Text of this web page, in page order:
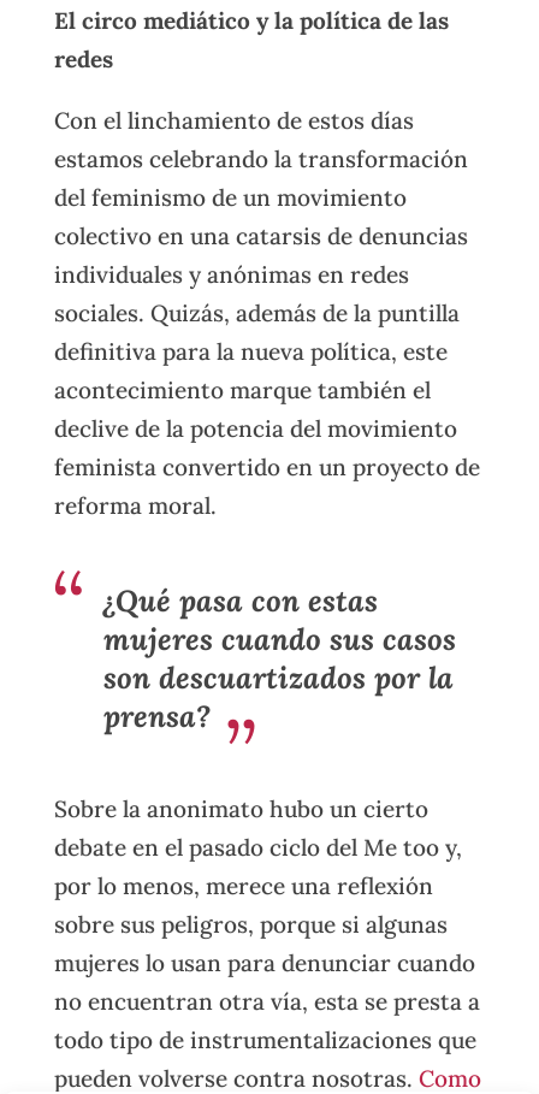
El circo mediático y la política de las
redes
Con el linchamiento de estos días
estamos celebrando la transformación
del feminismo de un movimiento
colectivo en una catarsis de denuncias
individuales y anónimas en redes
sociales. Quizás, además de la puntilla
definitiva para la nueva política, este
acontecimiento marque también el
declive de la potencia del movimiento
feminista convertido en un proyecto de
reforma moral.
¿Qué pasa con estas
mujeres cuando sus casos
son descuartizados por la
prensa?
Sobre la anonimato hubo un cierto
debate en el pasado ciclo del Me too y,
por lo menos, merece una reflexión
sobre sus peligros, porque si algunas
mujeres lo usan para denunciar cuando
no encuentran otra vía, esta se presta a
todo tipo de instrumentalizaciones que
pueden volverse contra nosotras. Como